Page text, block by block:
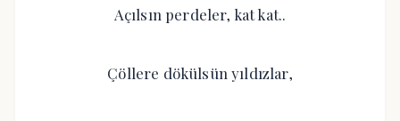
Açılsın perdeler, kat kat..
Çöllere dökülsün yıldızlar,